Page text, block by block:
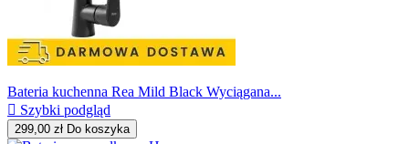
Bateria kuchenna Rea Mild Black Wyciągana...
 Szybki podgląd
299,00 zł Do koszyka